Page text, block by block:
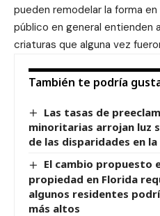
pueden remodelar la forma
público en general entienden
criaturas que alguna vez
También te podría
Las tasas de
minoritarias arrojan luz
de las disparidades en
El cambio propuesto
propiedad en Florida
algunos residentes
más altos